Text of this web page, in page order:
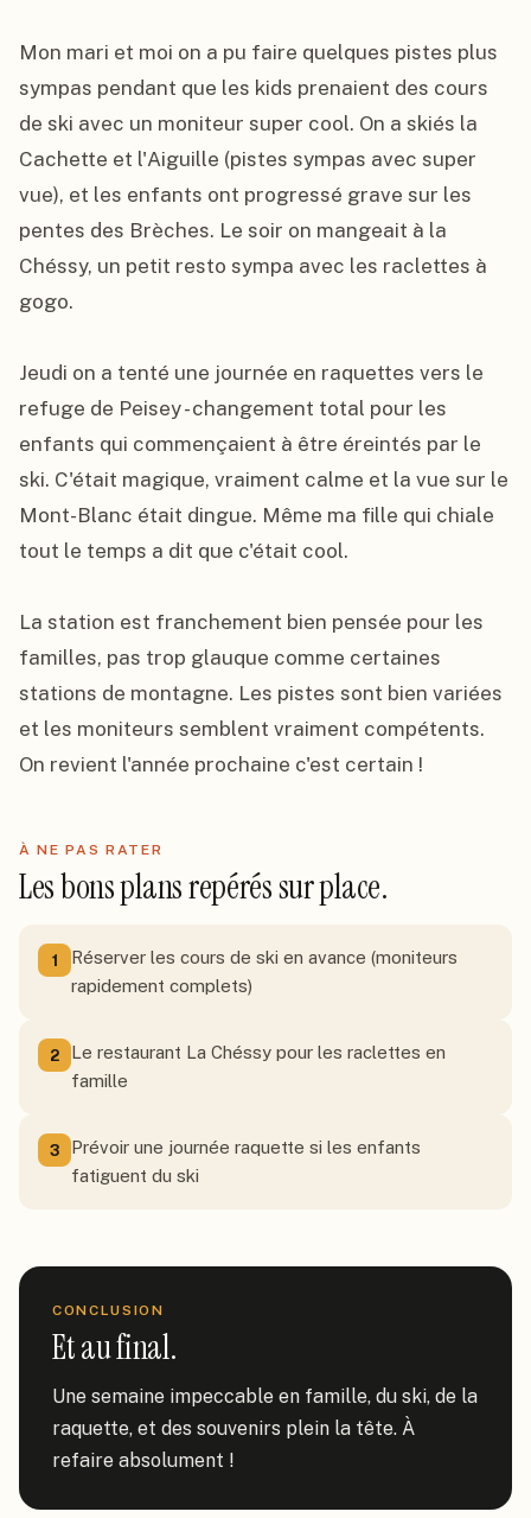
Mon mari et moi on a pu faire quelques pistes plus
sympas pendant que les kids prenaient des cours
de ski avec un moniteur super cool. On a skiés la
Cachette et l'Aiguille (pistes sympas avec super
vue), et les enfants ont progressé grave sur les
pentes des Brèches. Le soir on mangeait à la
Chéssy, un petit resto sympa avec les raclettes à
gogo.
Jeudi on a tenté une journée en raquettes vers le
refuge de Peisey - changement total pour les
enfants qui commençaient à être éreintés par le
ski. C'était magique, vraiment calme et la vue sur le
Mont-Blanc était dingue. Même ma fille qui chiale
tout le temps a dit que c'était cool.
La station est franchement bien pensée pour les
familles, pas trop glauque comme certaines
stations de montagne. Les pistes sont bien variées
et les moniteurs semblent vraiment compétents.
On revient l'année prochaine c'est certain !
À NE PAS RATER
Les bons plans repérés sur place.
1
Réserver les cours de ski en avance (moniteurs
rapidement complets)
2
Le restaurant La Chéssy pour les raclettes en
famille
3
Prévoir une journée raquette si les enfants
fatiguent du ski
CONCLUSION
Et au final.
Une semaine impeccable en famille, du ski, de la
raquette, et des souvenirs plein la tête. À
refaire absolument !